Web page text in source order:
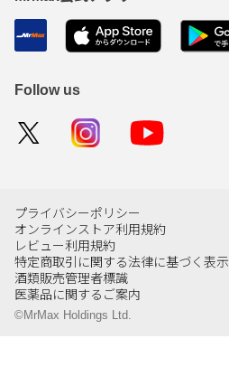
Follow us
プライバシーポリシー
オンラインストア利用規約
レビュー利用規約
特定商取引に関する法律に基づく表示
酒類販売管理者標識
医薬品に関するご案内
©MrMax Holdings Ltd.